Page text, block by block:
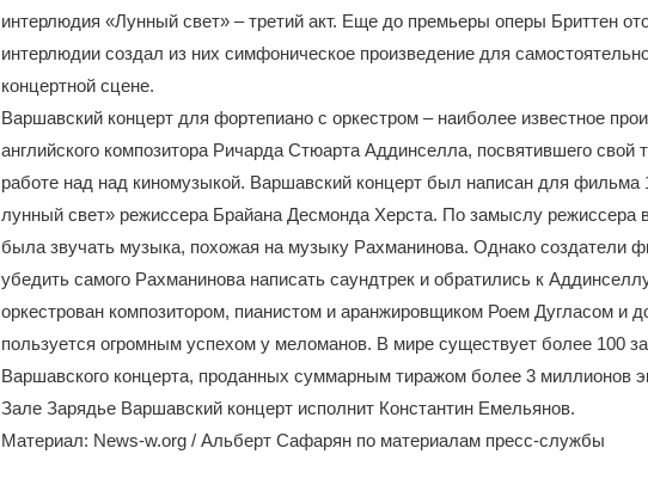
интерлюдия «Лунный свет» – третий акт. Еще до премьеры оперы Бриттен
интерлюдии создал из них симфоническое произведение для
концертной сцене.
Варшавский концерт для фортепиано с оркестром – наиболее известное
английского композитора Ричарда Стюарта Аддинселла, посвятившего свой
работе над над киномузыкой. Варшавский концерт был написан для фильма
лунный свет» режиссера Брайана Десмонда Херста. По замыслу
была звучать музыка, похожая на музыку Рахманинова. Однако создатели
убедить самого Рахманинова написать саундтрек и обратились к
оркестрован композитором, пианистом и аранжировщиком Роем Дугласом и
пользуется огромным успехом у меломанов. В мире существует более 100
Варшавского концерта, проданных суммарным тиражом более 3 миллионов
Зале Зарядье Варшавский концерт исполнит Константин Емельянов.
Материал: News-w.org / Альберт Сафарян по материалам пресс-службы